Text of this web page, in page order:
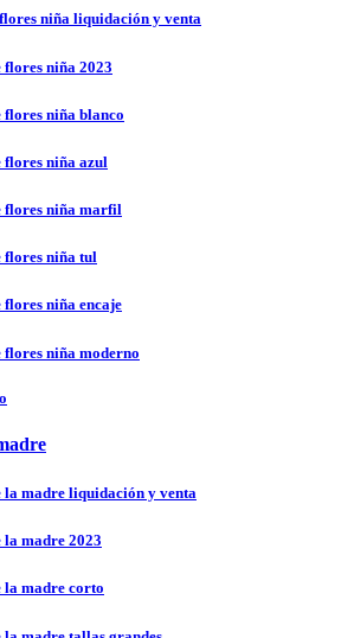
niña liquidación y venta
flores niña 2023
flores niña blanco
flores niña azul
flores niña marfil
flores niña tul
flores niña encaje
flores niña moderno
la madre liquidación y venta
la madre 2023
la madre corto